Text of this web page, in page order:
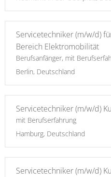
Servicetechniker (m/w/d)
Bereich Elektromobilität
Berufsanfänger, mit
Berlin, Deutschland
Servicetechniker (m/w/d)
mit Berufserfahrung
Hamburg, Deutschland
Servicetechniker (m/w/d)